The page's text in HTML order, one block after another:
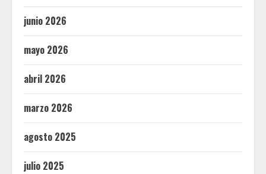
junio 2026
mayo 2026
abril 2026
marzo 2026
agosto 2025
julio 2025